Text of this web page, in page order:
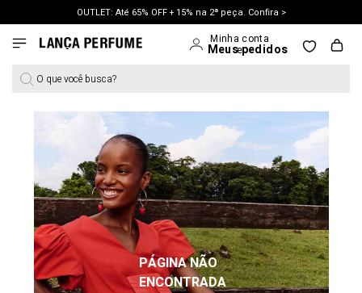
OUTLET: Até 65% OFF + 15% na 2ª peça. Confira >
LANÇAMENTO PRIMAVERA 27. Clique e aproveite.
O que você busca?
PÁGINA NÃO
ENCONTRADA